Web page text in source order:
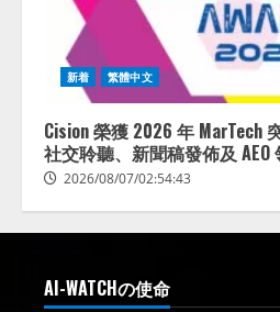
新着 繁體中文
Cision 榮獲 2026 年 MarTech
社交聆聽、新聞稿發佈及 AEO
2026/08/07/02:54:43
AI-WATCHの使命